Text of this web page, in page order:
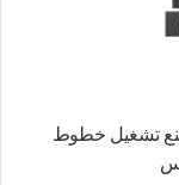
تشغيل خطوط